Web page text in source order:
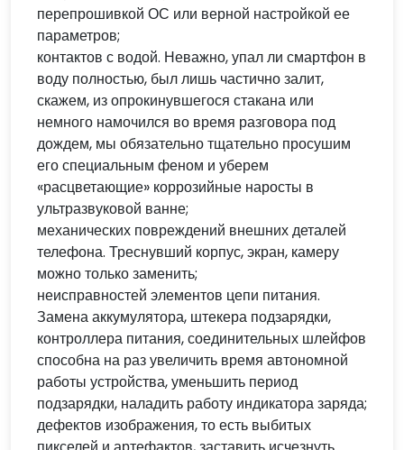
перепрошивкой ОС или верной настройкой ее
параметров;
контактов с водой. Неважно, упал ли смартфон в
воду полностью, был лишь частично залит,
скажем, из опрокинувшегося стакана или
немного намочился во время разговора под
дождем, мы обязательно тщательно просушим
его специальным феном и уберем
«расцветающие» коррозийные наросты в
ультразвуковой ванне;
механических повреждений внешних деталей
телефона. Треснувший корпус, экран, камеру
можно только заменить;
неисправностей элементов цепи питания.
Замена аккумулятора, штекера подзарядки,
контроллера питания, соединительных шлейфов
способна на раз увеличить время автономной
работы устройства, уменьшить период
подзарядки, наладить работу индикатора заряда;
дефектов изображения, то есть выбитых